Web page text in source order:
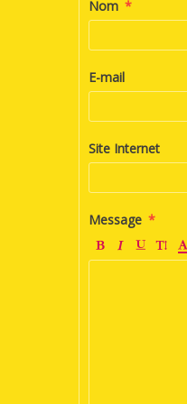
Nom
E-mail
Site Internet
Message